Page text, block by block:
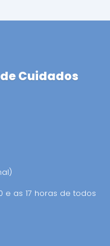
Cuidados
e as 17 horas de todos